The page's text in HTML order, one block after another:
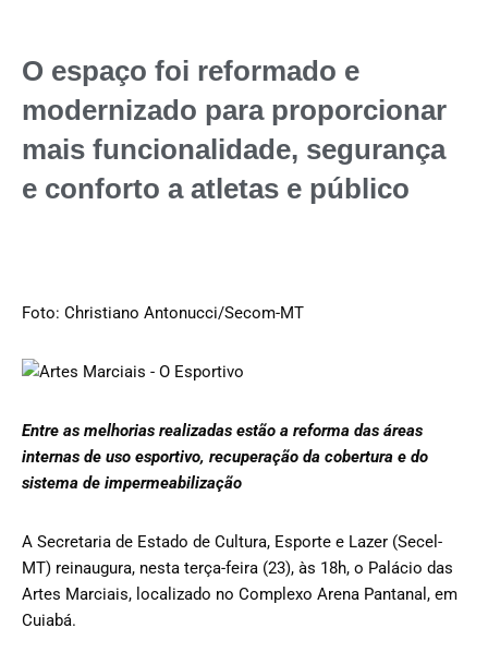
O espaço foi reformado e
modernizado para proporcionar
mais funcionalidade, segurança
e conforto a atletas e público
Foto: Christiano Antonucci/Secom-MT
Entre as melhorias realizadas estão a reforma das áreas
internas de uso esportivo, recuperação da cobertura e do
sistema de impermeabilização
A Secretaria de Estado de Cultura, Esporte e Lazer (Secel-
MT) reinaugura, nesta terça-feira (23), às 18h, o Palácio das
Artes Marciais, localizado no Complexo Arena Pantanal, em
Cuiabá.